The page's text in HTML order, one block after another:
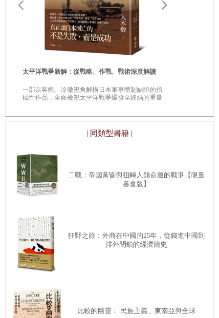
的陣亡人數竟超過百萬――並未對戰局有分毫的影響。德國
的興登堡防線（Hindenburg Line）依然牢不可破。整場戰爭
一直重複這樣的場景，大量的人命像水一樣被任意消耗，光
是凡爾登（Verdun）一地的死亡人數就達到五十萬人，在這
種情況下，雙方非但無法取得戰略優勢，反而像兩頭彼此打
此，法國人已經精疲力竭，俄羅斯人正垂死掙扎，至於剛加
口，而且開始徵召十五歲的孩子從軍，愈發嚴厲的措施，使
得已經千瘡百孔的德意志帝國更加捉襟見肘。幾個星期前，
德國要求和平協商，但其實只是緩兵之計，德國故意提出協
經搖搖欲墜的奧匈帝國壓榨出更多的士兵送往前方受苦與犧
牲。四十號室懷疑這份電報一定有著不可告人的目的，因為
到目前為止沒有任何證據顯示，德國領導人比協約國早一步
放棄了對全面勝利的執念。
施。新指揮官毫無新意，只是延續老路子，他們從未反省在
西線再次發動攻勢是否有其必要，只是一味地堅持進攻，結
太平洋戰爭新解：從戰略、作戰、戰術深度解讀
一部以客觀、冷徹視角解構日本軍事體制缺陷的指
標性作品，全面檢視太平洋戰爭爆發至終結的重量
| 同類型書籍 |
二戰：帝國黃昏與扭轉人類命運的戰爭【限量
書盒版】
狂野之旅：外商在中國的25年，從錢進中國到
排外閉鎖的經濟簡史
比較的幽靈： 民族主義、東南亞與全球